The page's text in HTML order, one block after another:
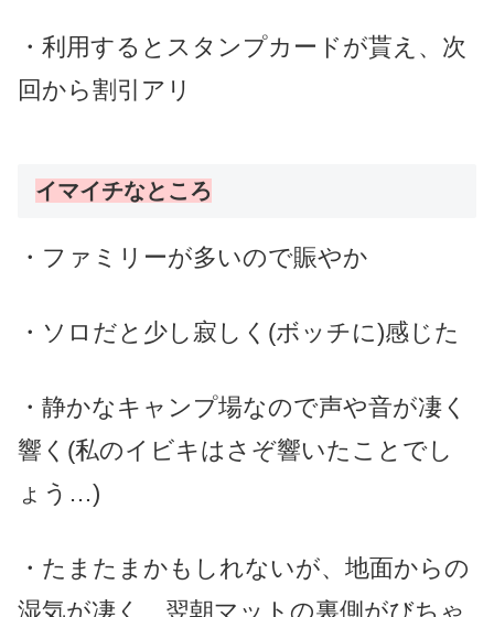
・利用するとスタンプカードが貰え、次
回から割引アリ
イマイチなところ
・ファミリーが多いので賑やか
・ソロだと少し寂しく(ボッチに)感じた
・静かなキャンプ場なので声や音が凄く
響く (私のイビキはさぞ響いたことでし
ょう…)
・たまたまかもしれないが、地面からの
湿気が凄く、翌朝マットの裏側がびちゃ